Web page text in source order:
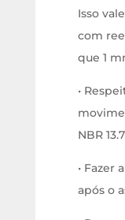
Isso
com
que 1
•
NBR
• Fazer
após o